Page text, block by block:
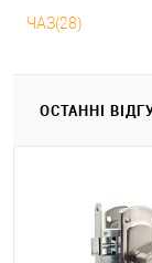
ЧАЗ(28)
ОСТАННІ